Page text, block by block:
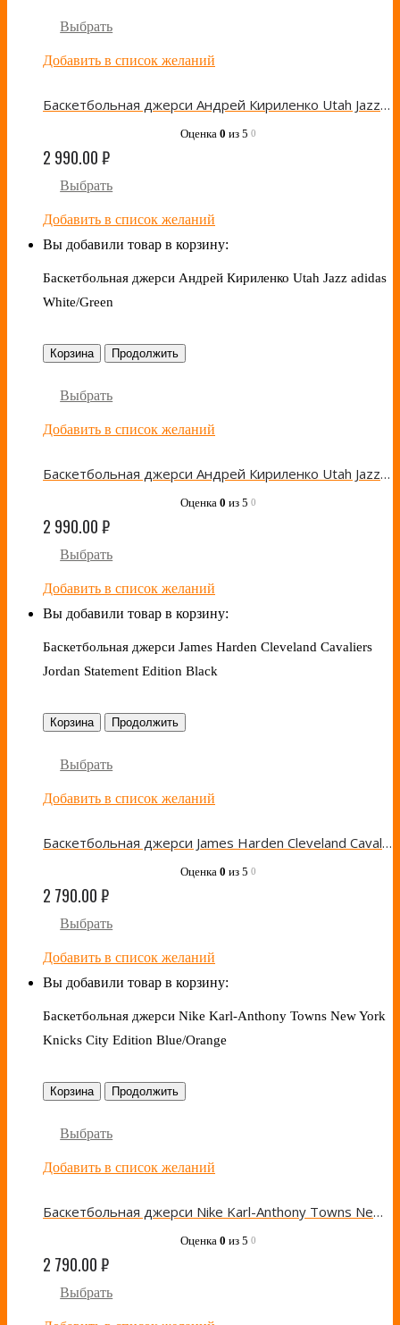
Выбрать
Добавить в список желаний
Баскетбольная джерси Андрей Кириленко Utah Jazz adidas Purple/White
Оценка 0 из 5 0
2 990.00₽
Выбрать
Добавить в список желаний
Вы добавили товар в корзину:
Баскетбольная джерси Андрей Кириленко Utah Jazz adidas
White/Green
Корзина Продолжить
Выбрать
Добавить в список желаний
Баскетбольная джерси Андрей Кириленко Utah Jazz adidas White/Green
Оценка 0 из 5 0
2 990.00₽
Выбрать
Добавить в список желаний
Вы добавили товар в корзину:
Баскетбольная джерси James Harden Cleveland Cavaliers
Jordan Statement Edition Black
Корзина Продолжить
Выбрать
Добавить в список желаний
Баскетбольная джерси James Harden Cleveland Cavaliers Jordan Statement Edition Black
Оценка 0 из 5 0
2 790.00₽
Выбрать
Добавить в список желаний
Вы добавили товар в корзину:
Баскетбольная джерси Nike Karl-Anthony Towns New York
Knicks City Edition Blue/Orange
Корзина Продолжить
Выбрать
Добавить в список желаний
Баскетбольная джерси Nike Karl-Anthony Towns New York Knicks City Edition Blue/Orange
Оценка 0 из 5 0
2 790.00₽
Выбрать